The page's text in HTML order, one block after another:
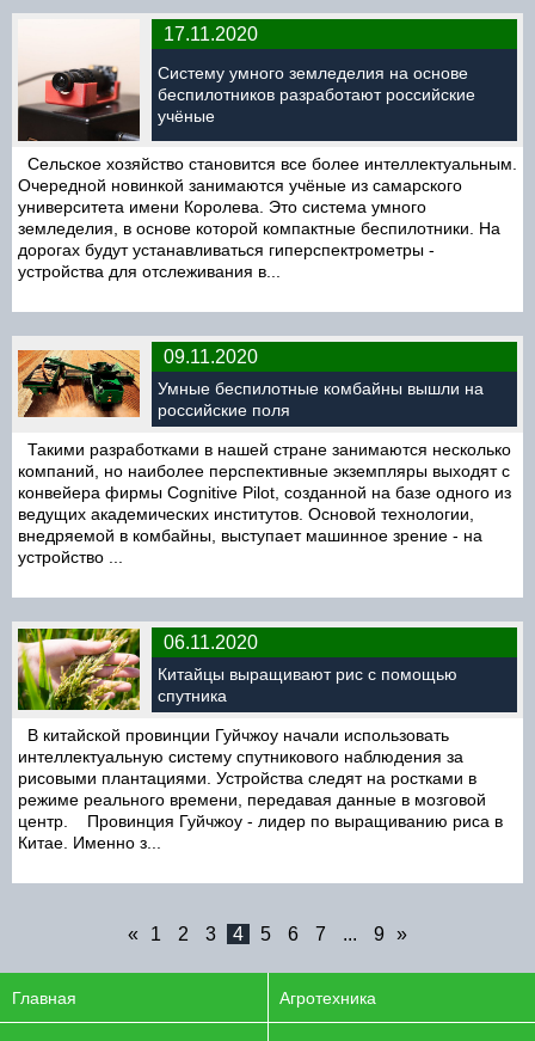
17.11.2020
Систему умного земледелия на основе
беспилотников разработают российские
учёные
Сельское хозяйство становится все более интеллектуальным.
Очередной новинкой занимаются учёные из самарского
университета имени Королева. Это система умного
земледелия, в основе которой компактные беспилотники. На
дорогах будут устанавливаться гиперспектрометры -
устройства для отслеживания в...
09.11.2020
Умные беспилотные комбайны вышли на
российские поля
Такими разработками в нашей стране занимаются несколько
компаний, но наиболее перспективные экземпляры выходят с
конвейера фирмы Cognitive Pilot, созданной на базе одного из
ведущих академических институтов. Основой технологии,
внедряемой в комбайны, выступает машинное зрение - на
устройство ...
06.11.2020
Китайцы выращивают рис с помощью
спутника
В китайской провинции Гуйчжоу начали использовать
интеллектуальную систему спутникового наблюдения за
рисовыми плантациями. Устройства следят на ростками в
режиме реального времени, передавая данные в мозговой
центр. Провинция Гуйчжоу - лидер по выращиванию риса в
Китае. Именно з...
« 1 2 3 4 5 6 7 ... 9 »
Главная Агротехника